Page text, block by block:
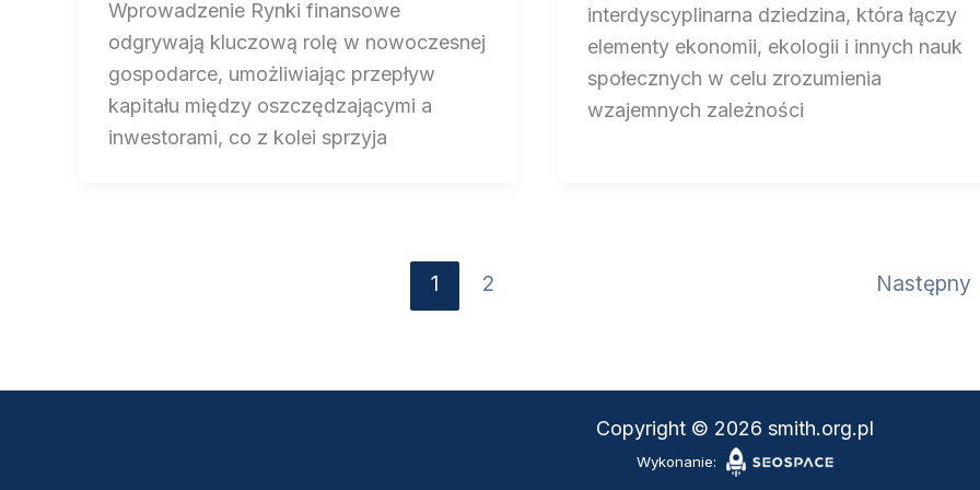
Wprowadzenie Rynki finansowe
odgrywają kluczową rolę w nowoczesnej
gospodarce, umożliwiając przepływ
kapitału między oszczędzającymi a
inwestorami, co z kolei sprzyja
interdyscyplinarna dziedzina, która łączy
elementy ekonomii, ekologii i innych nauk
społecznych w celu zrozumienia
wzajemnych zależności
1 2 Następny
Copyright © 2026 smith.org.pl
Wykonanie: